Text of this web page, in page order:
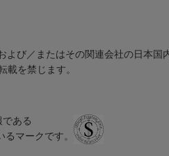
び／またはその関連会社の日本国
載を禁じます。
ある
マークです。